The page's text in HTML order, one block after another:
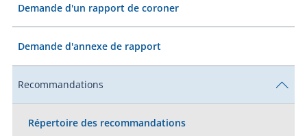
Demande d'un rapport de coroner
Demande d'annexe de rapport
Recommandations
Répertoire des recommandations